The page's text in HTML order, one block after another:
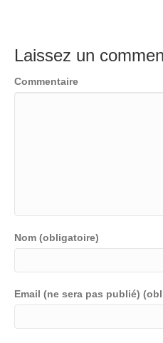
Laissez un
Commentaire
Nom (obligatoire)
Email (ne sera pas publié)